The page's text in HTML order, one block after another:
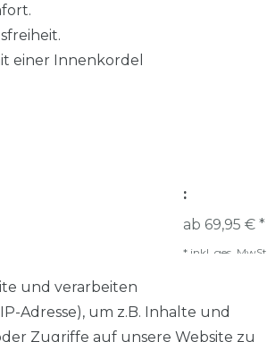
einer Innenkordel
:
ab 69,95 € *
* inkl. ges. MwSt.
und verarbeiten
Adresse), um z.B. Inhalte und
Zugriffe auf unsere Website zu